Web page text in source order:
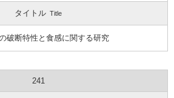
タイトル Title
破断特性と食感に関する研究
241